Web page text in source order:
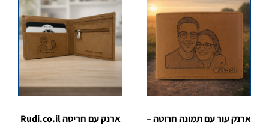
ארנק עור עם תמונה חרוטה –
ארנק עם חריטה Rudi.co.il